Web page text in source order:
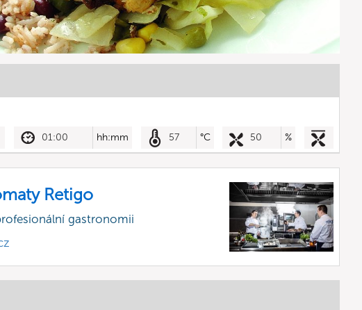
01:00 hh:mm 57 °C 50 %
Retigo
gastronomii